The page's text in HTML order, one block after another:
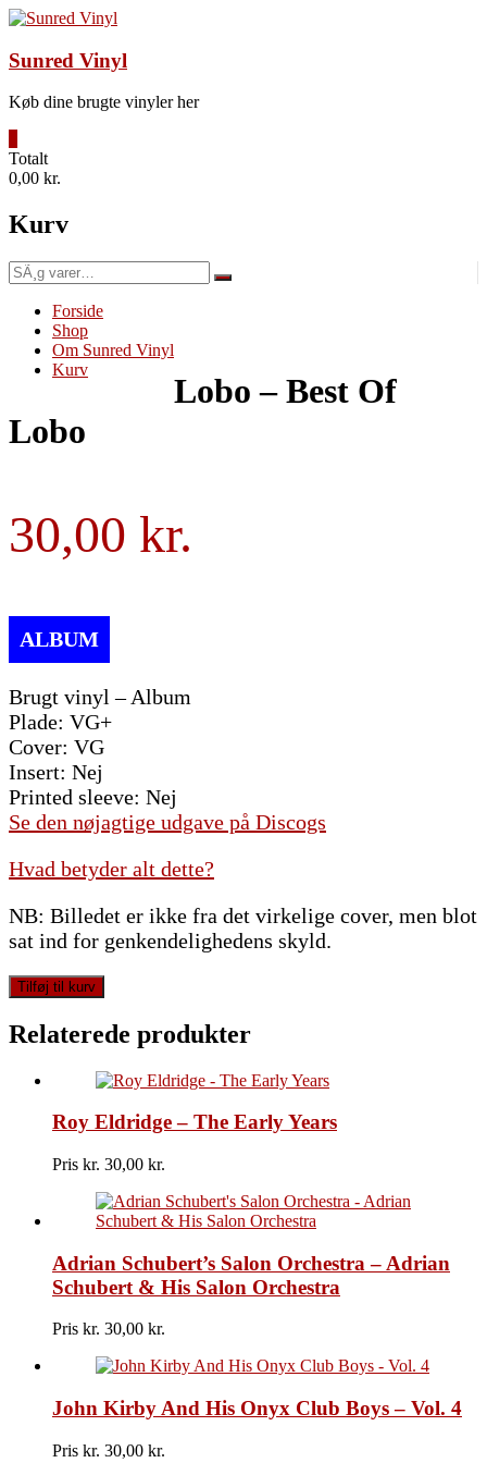
Videre
indhold
Sunred Vinyl
Køb dine brugte vinyler her
Totalt
0,00 kr.
Kurv
SÃ¸g
efter:
Forside
Shop
Om Sunred Vinyl
Kurv
Lobo – Best Of
Lobo
30,00
Brugt vinyl – Album
Plade: VG+
Cover: VG
Insert: Nej
Printed sleeve: Nej
Se den nøjagtige udgave på Discogs
Hvad betyder alt dette?
NB: Billedet er ikke fra det virkelige cover, men blot
sat ind for genkendelighedens skyld.
Lobo
-
Best
Of
antal
Tilføj til kurv
Relaterede produkter
Roy Eldridge – The Early Years
Pris kr. 30,00
Adrian Schubert’s Salon Orchestra – Adrian
Schubert & His Salon Orchestra
Pris kr. 30,00
John Kirby And His Onyx Club Boys – Vol. 4
Pris kr. 30,00